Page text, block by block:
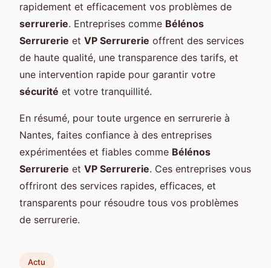
rapidement et efficacement vos problèmes de
serrurerie. Entreprises comme Bélénos
Serrurerie et VP Serrurerie offrent des services
de haute qualité, une transparence des tarifs, et
une intervention rapide pour garantir votre
sécurité et votre tranquillité.
En résumé, pour toute urgence en serrurerie à
Nantes, faites confiance à des entreprises
expérimentées et fiables comme Bélénos
Serrurerie et VP Serrurerie. Ces entreprises vous
offriront des services rapides, efficaces, et
transparents pour résoudre tous vos problèmes
de serrurerie.
Actu